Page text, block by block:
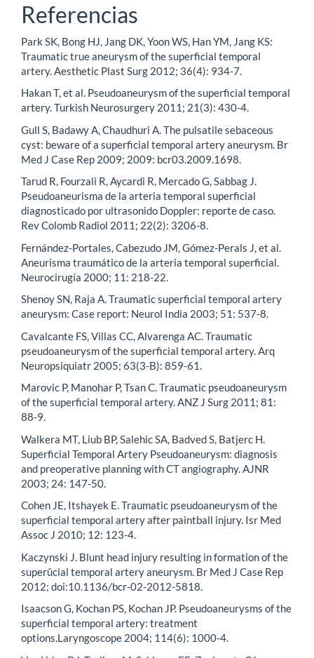
Referencias
Park SK, Bong HJ, Jang DK, Yoon WS, Han YM, Jang KS:
Traumatic true aneurysm of the superficial temporal
artery. Aesthetic Plast Surg 2012; 36(4): 934-7.
Hakan T, et al. Pseudoaneurysm of the superficial temporal
artery. Turkish Neurosurgery 2011; 21(3): 430-4.
Gull S, Badawy A, Chaudhuri A. The pulsatile sebaceous
cyst: beware of a superficial temporal artery aneurysm. Br
Med J Case Rep 2009; 2009: bcr03.2009.1698.
Tarud R, Fourzali R, Aycardi R, Mercado G, Sabbag J.
Pseudoaneurisma de la arteria temporal superficial
diagnosticado por ultrasonido Doppler: reporte de caso.
Rev Colomb Radiol 2011; 22(2): 3206-8.
Fernández-Portales, Cabezudo JM, Gómez-Perals J, et al.
Aneurisma traumático de la arteria temporal superficial.
Neurocirugía 2000; 11: 218-22.
Shenoy SN, Raja A. Traumatic superficial temporal artery
aneurysm: Case report: Neurol India 2003; 51: 537-8.
Cavalcante FS, Villas CC, Alvarenga AC. Traumatic
pseudoaneurysm of the superficial temporal artery. Arq
Neuropsiquiatr 2005; 63(3-B): 859-61.
Marovic P, Manohar P, Tsan C. Traumatic pseudoaneurysm
of the superficial temporal artery. ANZ J Surg 2011; 81:
88-9.
Walkera MT, Liub BP, Salehic SA, Badved S, Batjerc H.
Superficial Temporal Artery Pseudoaneurysm: diagnosis
and preoperative planning with CT angiography. AJNR
2003; 24: 147-50.
Cohen JE, Itshayek E. Traumatic pseudoaneurysm of the
superficial temporal artery after paintball injury. Isr Med
Assoc J 2010; 12: 123-4.
Kaczynski J. Blunt head injury resulting in formation of the
superûcial temporal artery aneurysm. Br Med J Case Rep
2012; doi:10.1136/bcr-02-2012-5818.
Isaacson G, Kochan PS, Kochan JP. Pseudoaneurysms of the
superficial temporal artery: treatment
options.Laryngoscope 2004; 114(6): 1000-4.